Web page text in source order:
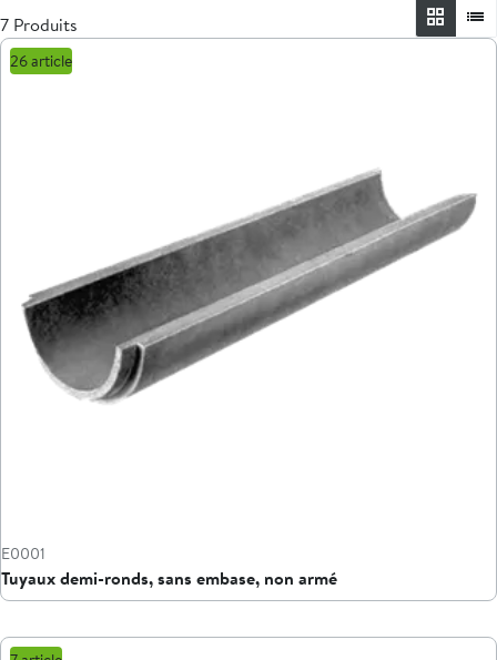
7 Produits
26 article
E0001
Tuyaux demi-ronds, sans embase, non armé